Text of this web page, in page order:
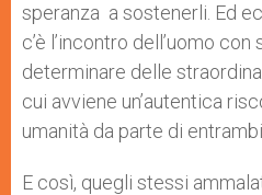
speranza a sostenerli. Ed
c’è l’incontro dell’uomo
determinare delle
cui avviene un’autentica
umanità da parte di entrambi.
E così, quegli stessi